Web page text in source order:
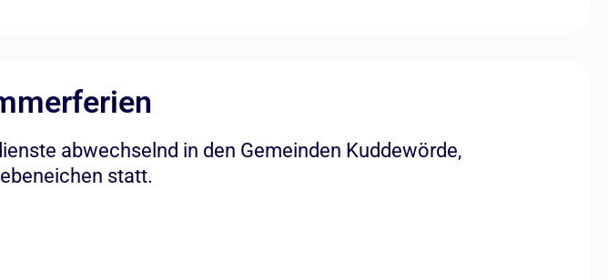
abwechselnd in den Gemeinden Kuddewörde,
statt.